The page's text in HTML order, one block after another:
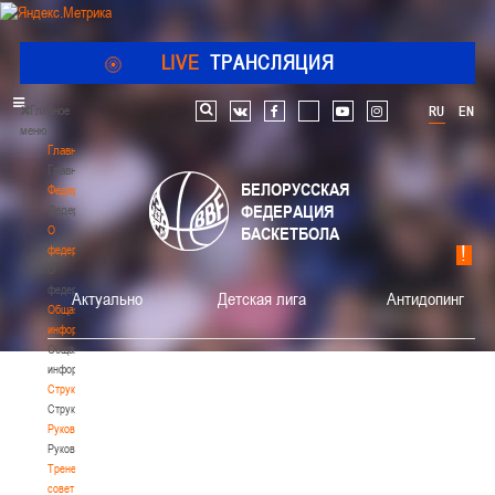
LIVE ТРАНСЛЯЦИЯ
Главное
меню
Главная
Главная
Федерация
Федерация
О
федерации
федерации
Общая
информация
Общая
информация
Структура
Структура
Руководство
Руководство
Тренерский
совет
RU EN
Поиск по сайту
vk facebook youtube instagram
БЕЛОРУССКАЯ
ФЕДЕРАЦИЯ
БАСКЕТБОЛА
Актуально Детская лига Антидопинг